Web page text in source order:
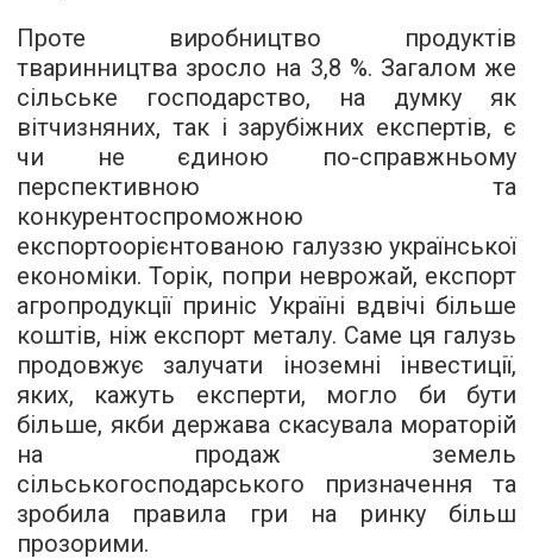
Проте виробництво продуктів
тваринництва зросло на 3,8 %. Загалом же
сільське господарство, на думку як
вітчизняних, так і зарубіжних експертів, є
чи не єдиною по-справжньому
перспективною та
конкурентоспроможною
експортоорієнтованою галуззю української
економіки. Торік, попри неврожай, експорт
агропродукції приніс Україні вдвічі більше
коштів, ніж експорт металу. Саме ця галузь
продовжує залучати іноземні інвестиції,
яких, кажуть експерти, могло би бути
більше, якби держава скасувала мораторій
на продаж земель
сільськогосподарського призначення та
зробила правила гри на ринку більш
прозорими.